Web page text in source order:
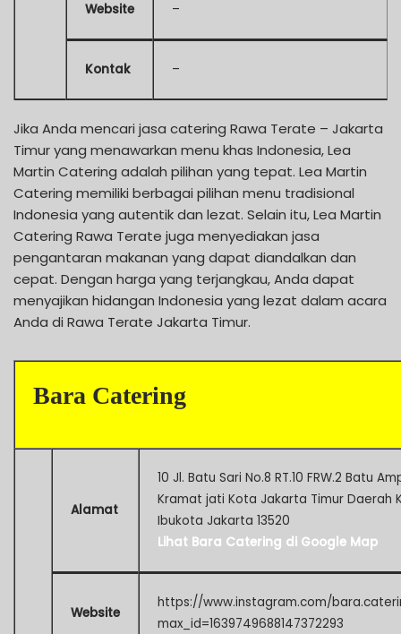
Website –
Kontak –
Jika Anda mencari jasa catering Rawa Terate – Jakarta
Timur yang menawarkan menu khas Indonesia, Lea
Martin Catering adalah pilihan yang tepat. Lea Martin
Catering memiliki berbagai pilihan menu tradisional
Indonesia yang autentik dan lezat. Selain itu, Lea Martin
Catering Rawa Terate juga menyediakan jasa
pengantaran makanan yang dapat diandalkan dan
cepat. Dengan harga yang terjangkau, Anda dapat
menyajikan hidangan Indonesia yang lezat dalam acara
Anda di Rawa Terate Jakarta Timur.
Bara Catering
Alamat
10 Jl. Batu Sari No.8 RT.10 FRW.2 Batu
Kramat jati Kota Jakarta Timur Daerah
Ibukota Jakarta 13520
Lihat Bara Catering di Google Map
Website
https://www.instagram.com/
max_id=1639749688147372293